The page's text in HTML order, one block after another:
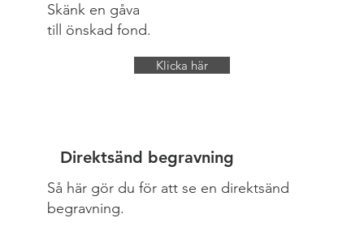
Klicka här
Skänk en gåva
till önskad fond.
Direktsänd begravning
Så här gör du för att se en direktsänd
begravning.